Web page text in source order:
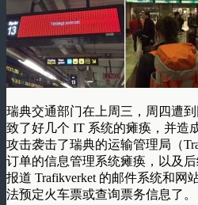
瑞典交通部门在上周三，周四遭
致了好几个 IT 系统的瘫痪，并造
攻击袭击了瑞典的运输管理局（
订单的信息管理系统瘫痪，以及
报道 Trafikverket 的邮件系统和网
法预定火车票或查询票务信息了。